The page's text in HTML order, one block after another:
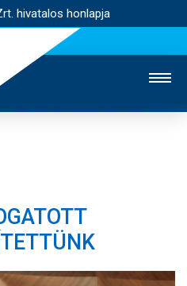
hivatalos honlapja
WEBSHOP
STADION
KAPCSOLAT